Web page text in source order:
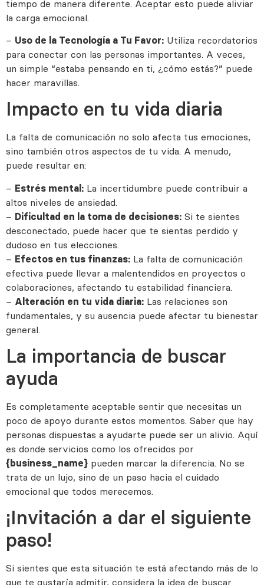
tiempo de manera diferente. Aceptar esto puede aliviar
la carga emocional.
– Uso de la Tecnología a Tu Favor: Utiliza recordatorios
para conectar con las personas importantes. A veces,
un simple “estaba pensando en ti, ¿cómo estás?” puede
hacer maravillas.
Impacto en tu vida diaria
La falta de comunicación no solo afecta tus emociones,
sino también otros aspectos de tu vida. A menudo,
puede resultar en:
– Estrés mental: La incertidumbre puede contribuir a
altos niveles de ansiedad.
– Dificultad en la toma de decisiones: Si te sientes
desconectado, puede hacer que te sientas perdido y
dudoso en tus elecciones.
– Efectos en tus finanzas: La falta de comunicación
efectiva puede llevar a malentendidos en proyectos o
colaboraciones, afectando tu estabilidad financiera.
– Alteración en tu vida diaria: Las relaciones son
fundamentales, y su ausencia puede afectar tu bienestar
general.
La importancia de buscar
ayuda
Es completamente aceptable sentir que necesitas un
poco de apoyo durante estos momentos. Saber que hay
personas dispuestas a ayudarte puede ser un alivio. Aquí
es donde servicios como los ofrecidos por
{business_name} pueden marcar la diferencia. No se
trata de un lujo, sino de un paso hacia el cuidado
emocional que todos merecemos.
¡Invitación a dar el siguiente
paso!
Si sientes que esta situación te está afectando más de lo
que te gustaría admitir, considera la idea de buscar